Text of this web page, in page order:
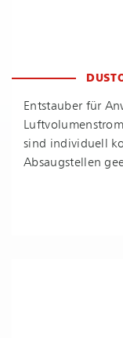
Entstauber für
sind individuell
Absaugstellen